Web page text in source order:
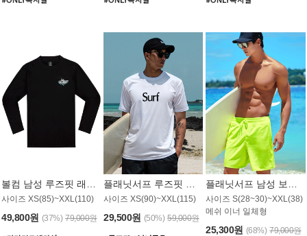
사이즈 XS(85)~XXL(110)
49,800원 (37%) 79,000원
사이즈 XS(90)~XXL(115)
29,500원 (50%) 59,000원
사이즈 S(28~30)~XXL(38)
메쉬 이너 일체형
25,300원 (68%) 79,000원